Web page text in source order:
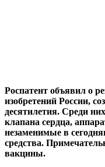
Роспатент объявил о
изобретений России,
десятилетия. Среди
клапана сердца,
незаменимые в
средства.
вакцины.